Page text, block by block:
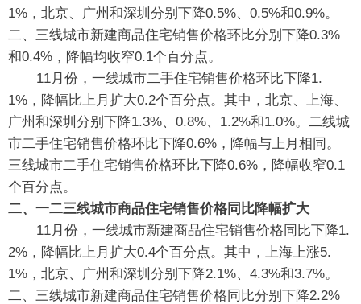
1%，北京、广州和深圳分别下降0.5%、0.5%和0.9%。
二、三线城市新建商品住宅销售价格环比分别下降0.3%
和0.4%，降幅均收窄0.1个百分点。
11月份，一线城市二手住宅销售价格环比下降1.
1%，降幅比上月扩大0.2个百分点。其中，北京、上海、
广州和深圳分别下降1.3%、0.8%、1.2%和1.0%。二线城
市二手住宅销售价格环比下降0.6%，降幅与上月相同。
三线城市二手住宅销售价格环比下降0.6%，降幅收窄0.1
个百分点。
二、一二三线城市商品住宅销售价格同比降幅扩大
11月份，一线城市新建商品住宅销售价格同比下降1.
2%，降幅比上月扩大0.4个百分点。其中，上海上涨5.
1%，北京、广州和深圳分别下降2.1%、4.3%和3.7%。
二、三线城市新建商品住宅销售价格同比分别下降2.2%